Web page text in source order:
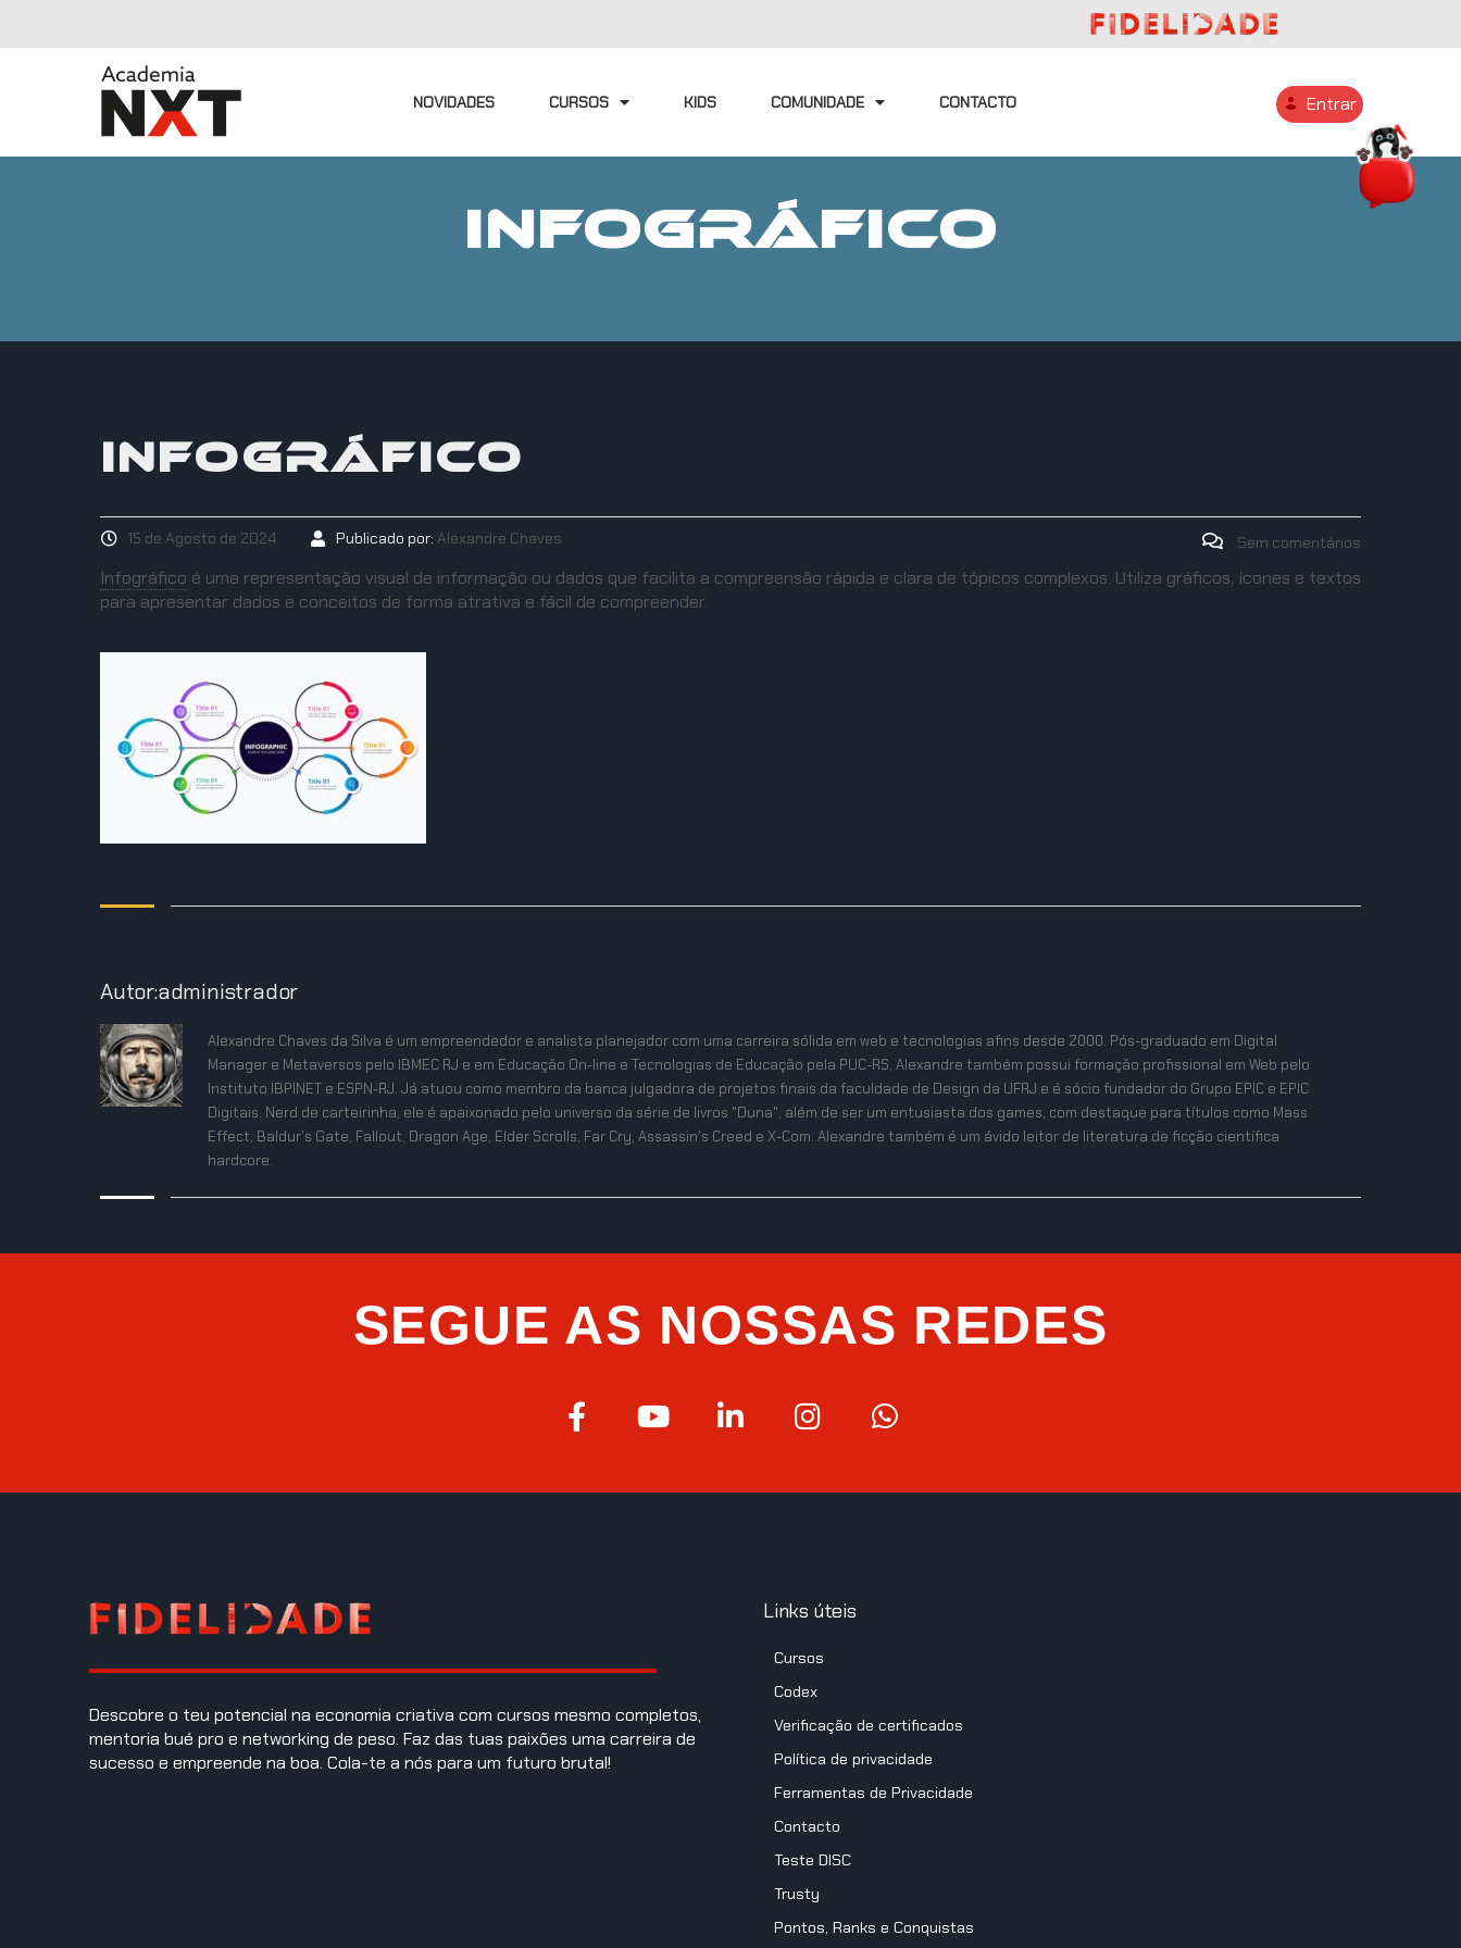
NOVIDADES CURSOS KIDS COMUNIDADE CONTACTO Entrar
INFOGRÁFICO
INFOGRÁFICO
15 de Agosto de 2024 Publicado por: Alexandre Chaves Sem comentários
Infográfico é uma representação visual de informação ou dados que facilita a compreensão rápida e clara de tópicos complexos. Utiliza gráficos, ícones e textos
para apresentar dados e conceitos de forma atrativa e fácil de compreender.
Autor:administrador
Alexandre Chaves da Silva é um empreendedor e analista planejador com uma carreira sólida em web e tecnologias afins desde 2000. Pós-graduado em Digital
Manager e Metaversos pelo IBMEC RJ e em Educação On-line e Tecnologias de Educação pela PUC-RS, Alexandre também possui formação profissional em Web pelo
Instituto IBPINET e ESPN-RJ. Já atuou como membro da banca julgadora de projetos finais da faculdade de Design da UFRJ e é sócio fundador do Grupo EPIC e EPIC
Digitais. Nerd de carteirinha, ele é apaixonado pelo universo da série de livros "Duna", além de ser um entusiasta dos games, com destaque para títulos como Mass
Effect, Baldur's Gate, Fallout, Dragon Age, Elder Scrolls, Far Cry, Assassin's Creed e X-Com. Alexandre também é um ávido leitor de literatura de ficção científica
hardcore.
SEGUE AS NOSSAS REDES
Descobre o teu potencial na economia criativa com cursos mesmo completos,
mentoria bué pro e networking de peso. Faz das tuas paixões uma carreira de
sucesso e empreende na boa. Cola-te a nós para um futuro brutal!
Links úteis
Cursos
Codex
Verificação de certificados
Política de privacidade
Ferramentas de Privacidade
Contacto
Teste DISC
Trusty
Pontos, Ranks e Conquistas